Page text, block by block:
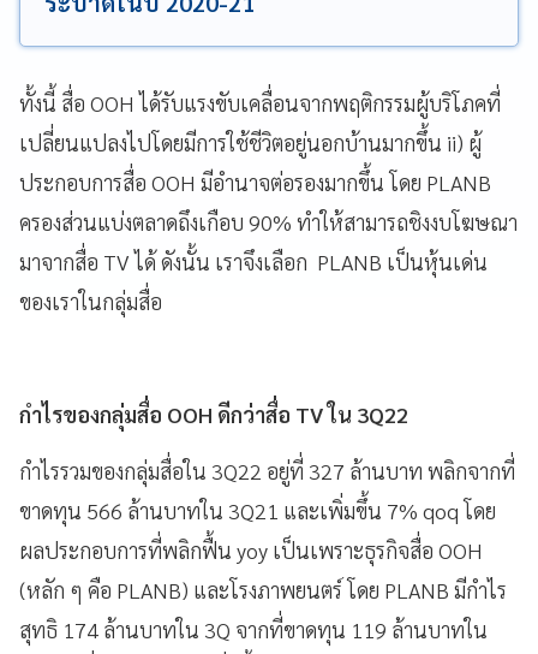
ทั้งนี้ สื่อ OOH ได้รับแรงขับเคลื่อนจากพฤติกรรมผู้บริโภคที่
เปลี่ยนแปลงไปโดยมีการใช้ชีวิตอยู่นอกบ้านมากขึ้น ii) ผู้
ประกอบการสื่อ OOH มีอำนาจต่อรองมากขึ้น โดย PLANB
ครองส่วนแบ่งตลาดถึงเกือบ 90% ทำให้สามารถชิงงบโฆษณา
มาจากสื่อ TV ได้ ดังนั้น เราจึงเลือก PLANB เป็นหุ้นเด่น
ของเราในกลุ่มสื่อ
กำไรของกลุ่มสื่อ OOH ดีกว่าสื่อ TV ใน 3Q22
กำไรรวมของกลุ่มสื่อใน 3Q22 อยู่ที่ 327 ล้านบาท พลิกจากที่
ขาดทุน 566 ล้านบาทใน 3Q21 และเพิ่มขึ้น 7% qoq โดย
ผลประกอบการที่พลิกฟื้น yoy เป็นเพราะธุรกิจสื่อ OOH
(หลัก ๆ คือ PLANB) และโรงภาพยนตร์ โดย PLANB มีกำไร
สุทธิ 174 ล้านบาทใน 3Q จากที่ขาดทุน 119 ล้านบาทใน